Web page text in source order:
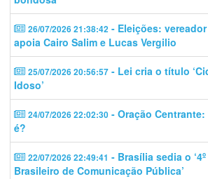
26/07/2026 21:38:42 - Eleições:
apoia Cairo Salim e Lucas Vergilio
25/07/2026 20:56:57 - Lei cria o título
Idoso’
24/07/2026 22:02:30 - Oração
é?
22/07/2026 22:49:41 - Brasília sedia o
Brasileiro de Comunicação Pública’